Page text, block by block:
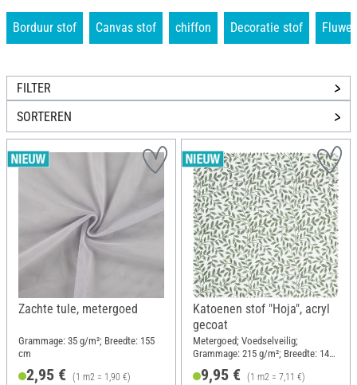
Borduur stof Canvas stof chiffon Decoratie stof
FILTER
SORTEREN
Zachte tule, metergoed
Grammage: 35 g/m²; Breedte: 155
cm
2,95 € (1 m2 = 1,90 €)
Katoenen stof "Hoja", acryl
gecoat
Metergoed; Voedselveilig;
Grammage: 215 g/m²; Breedte: 140
9,95 € (1 m2 = 7,11 €)